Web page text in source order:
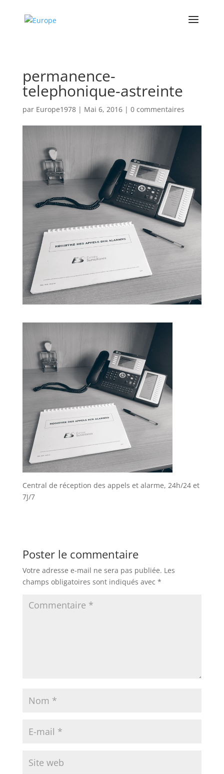
permanence-
telephonique-astreinte
par Europe1978| Mai 6, 2016| 0 commentaires
Central de réception des appels et alarme, 24h/24 et
7J/7
Poster le commentaire
Votre adresse e-mail ne sera pas publiée. Les
champs obligatoires sont indiqués avec *